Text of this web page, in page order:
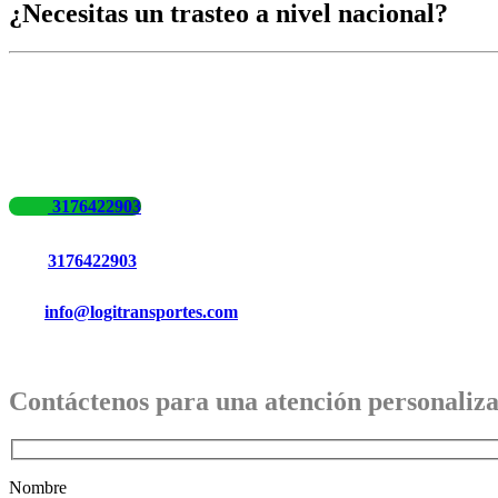
¿Necesitas un trasteo a nivel nacional?
3176422903
3176422903
info@logitransportes.com
Contáctenos para una atención
Nombre